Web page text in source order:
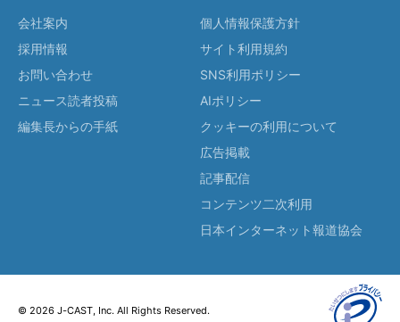
会社案内
採用情報
お問い合わせ
ニュース読者投稿
編集長からの手紙
個人情報保護方針
サイト利用規約
SNS利用ポリシー
AIポリシー
クッキーの利用について
広告掲載
記事配信
コンテンツ二次利用
日本インターネット報道協会
© 2026 J-CAST, Inc. All Rights Reserved.